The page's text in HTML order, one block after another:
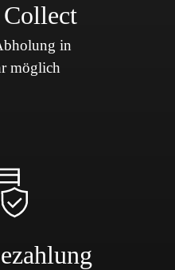
in
möglich